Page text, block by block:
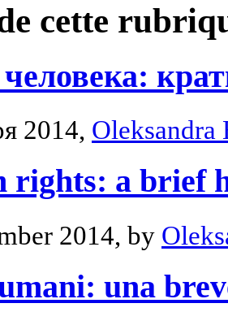
cette
2014, Oleksandra
rights: a brief
2014, by
una